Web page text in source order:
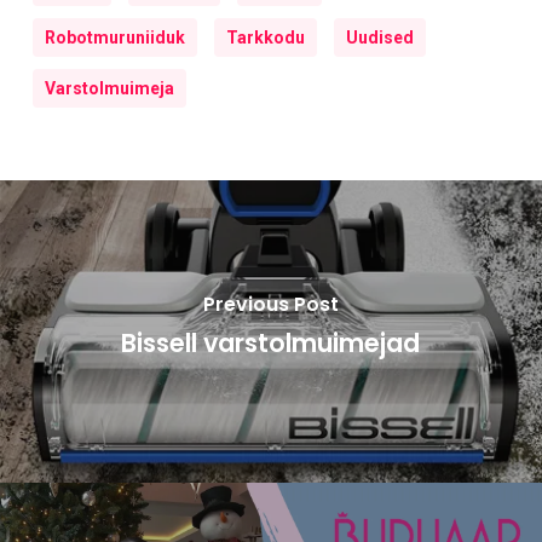
Robotmuruniiduk Tarkkodu Uudised
Varstolmuimeja
Previous Post
Bissell varstolmuimejad